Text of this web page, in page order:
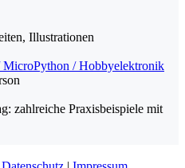
Illustrationen
MicroPython / Hobbyelektronik
zahlreiche Praxisbeispiele mit